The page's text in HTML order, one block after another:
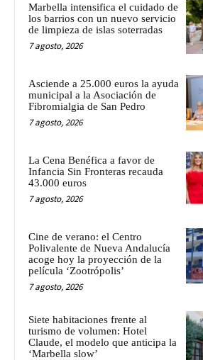
Marbella intensifica el cuidado de
los barrios con un nuevo servicio
de limpieza de islas soterradas
7 agosto, 2026
Asciende a 25.000 euros la ayuda
municipal a la Asociación de
Fibromialgia de San Pedro
7 agosto, 2026
La Cena Benéfica a favor de
Infancia Sin Fronteras recauda
43.000 euros
7 agosto, 2026
Cine de verano: el Centro
Polivalente de Nueva Andalucía
acoge hoy la proyección de la
película ‘Zootrópolis’
7 agosto, 2026
Siete habitaciones frente al
turismo de volumen: Hotel
Claude, el modelo que anticipa la
‘Marbella slow’